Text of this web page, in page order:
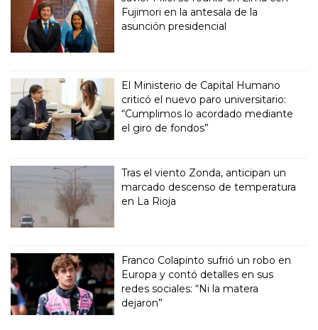
Fujimori en la antesala de la
asunción presidencial
El Ministerio de Capital Humano
criticó el nuevo paro universitario:
“Cumplimos lo acordado mediante
el giro de fondos”
Tras el viento Zonda, anticipan un
marcado descenso de temperatura
en La Rioja
Franco Colapinto sufrió un robo en
Europa y contó detalles en sus
redes sociales: “Ni la matera
dejaron”